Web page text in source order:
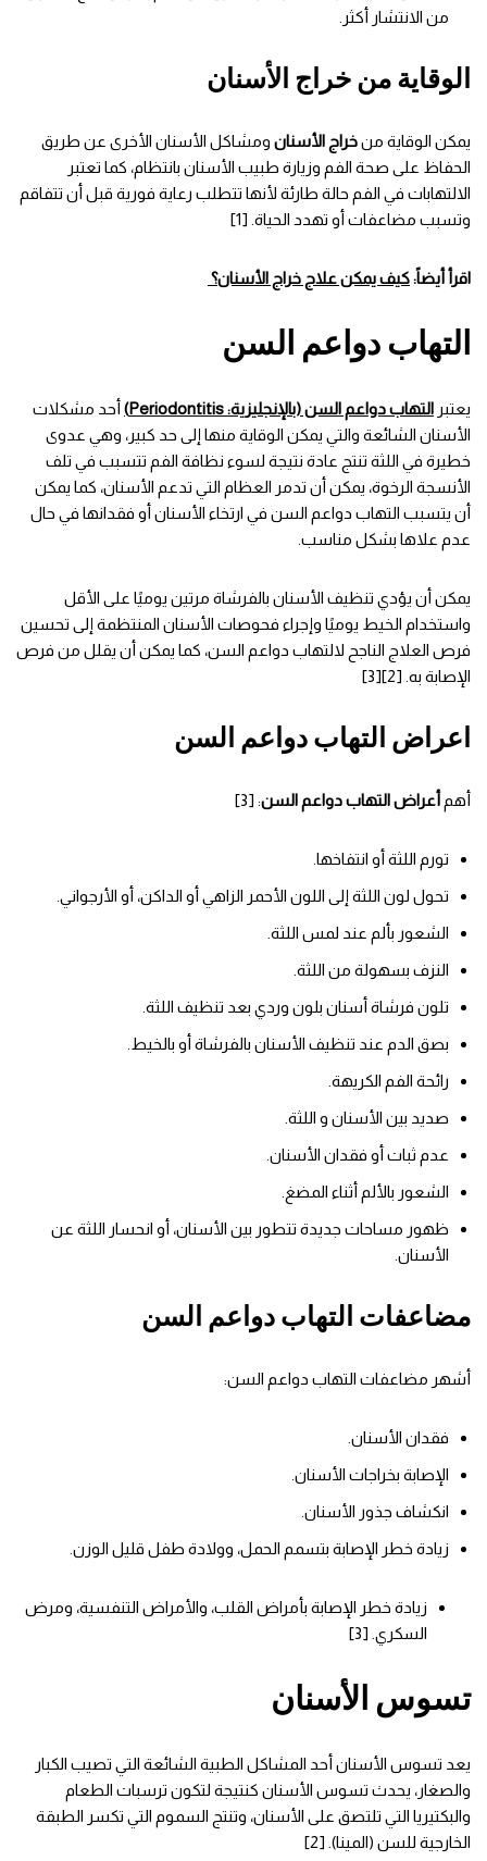
من الانتشار أكثر.
الوقاية من خراج الأسنان
يمكن الوقاية منخراج الأسنان ومشاكل الأسنان الأخرى عن طريق
الحفاظ على صحة الفم وزيارة طبيب الأسنان بانتظام، كما تعتبر
الالتهابات في الفم حالة طارئة لأنها تتطلب رعاية فورية قبل أن تتفاقم
وتسبب مضاعفات أو تهدد الحياة. [1]
اقرأ أيضاً:كيف يمكن علاج خراج الأسنان؟
التهاب دواعم السن
يعتبر التهاب دواعم السن (بالإنجليزية: Periodontitis)
أحد مشكلات
الأسنان الشائعة والتي يمكن الوقاية منها إلى حد كبير، وهي عدوى
خطيرة في اللثة تنتج عادة نتيجة لسوء نظافة الفم تتسبب في تلف
الأنسجة الرخوة، يمكن أن تدمر العظام التي تدعم الأسنان، كما يمكن
أن يتسبب التهاب دواعم السن في ارتخاء الأسنان أو فقدانها في حال
عدم علاها بشكل مناسب.
يمكن أن يؤدي تنظيف الأسنان بالفرشاة مرتين يوميًا على الأقل
واستخدام الخيط يوميًا وإجراء فحوصات الأسنان المنتظمة إلى تحسين
فرص العلاج الناجح لالتهاب دواعم السن، كما يمكن أن يقلل من فرص
الإصابة به. [2][3]
اعراض التهاب دواعم السن
أهم أعراض التهاب دواعم السن: [3]
تورم اللثة أو انتفاخها.
تحول لون اللثة إلى اللون الأحمر الزاهي أو الداكن، أو الأرجواني.
الشعور بألم عند لمس اللثة.
النزف بسهولة من اللثة.
تلون فرشاة أسنان بلون وردي بعد تنظيف اللثة.
بصق الدم عند تنظيف الأسنان بالفرشاة أو بالخيط.
رائحة الفم الكريهة.
صديد بين الأسنان و اللثة.
عدم ثبات أو فقدان الأسنان.
الشعور بالألم أثناء المضغ.
ظهور مساحات جديدة تتطور بين الأسنان، أو انحسار اللثة عن
الأسنان.
مضاعفات التهاب دواعم السن
أشهر مضاعفات التهاب دواعم السن:
فقدان الأسنان.
الإصابة بخراجات الأسنان.
انكشاف جذور الأسنان.
زيادة خطر الإصابة بتسمم الحمل، وولادة طفل قليل الوزن.
زيادة خطر الإصابة بأمراض القلب، والأمراض التنفسية، ومرض
السكري. [3]
تسوس الأسنان
يعد تسوس الأسنان أحد المشاكل الطبية الشائعة التي تصيب الكبار
والصغار، يحدث تسوس الأسنان كنتيجة لتكون ترسبات الطعام
والبكتيريا التي تلتصق على الأسنان، وتنتج السموم التي تكسر الطبقة
الخارجية للسن (المينا). [2]